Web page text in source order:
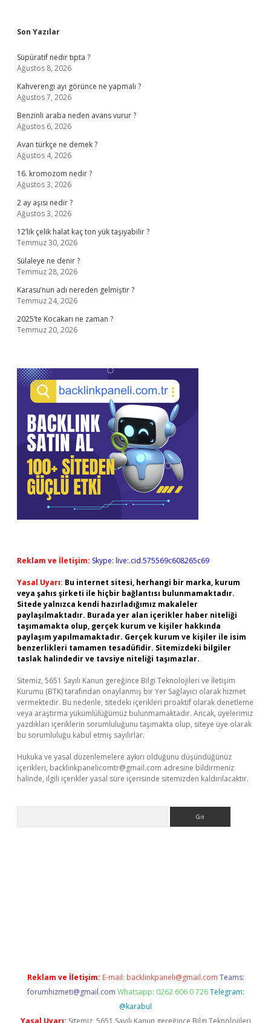
Sidebar
Son Yazılar
Süpüratif nedir tıpta ?
Ağustos 8, 2026
Kahverengi ayı görünce ne yapmalı ?
Ağustos 7, 2026
Benzinli araba neden avans vurur ?
Ağustos 6, 2026
Avan türkçe ne demek ?
Ağustos 4, 2026
16. kromozom nedir ?
Ağustos 3, 2026
2 ay aşısı nedir ?
Ağustos 3, 2026
12’lik çelik halat kaç ton yük taşıyabilir ?
Temmuz 30, 2026
Sülaleye ne denir ?
Temmuz 28, 2026
Karasu’nun adı nereden gelmiştir ?
Temmuz 24, 2026
2025’te Kocakarı ne zaman ?
Temmuz 20, 2026
Reklam ve İletişim: Skype: live:.cid.575569c608265c69
Yasal Uyarı: Bu internet sitesi, herhangi bir marka, kurum
veya şahıs şirketi ile hiçbir bağlantısı bulunmamaktadır.
Sitede yalnızca kendi hazırladığımız makaleler
paylaşılmaktadır. Burada yer alan içerikler haber niteliği
taşımamakta olup, gerçek kurum ve kişiler hakkında
paylaşım yapılmamaktadır. Gerçek kurum ve kişiler ile isim
benzerlikleri tamamen tesadüfidir. Sitemizdeki bilgiler
taslak halindedir ve tavsiye niteliği taşımazlar.
Sitemiz, 5651 Sayılı Kanun gereğince Bilgi Teknolojileri ve İletişim
Kurumu (BTK) tarafından onaylanmış bir Yer Sağlayıcı olarak hizmet
vermektedir. Bu nedenle, sitedeki içerikleri proaktif olarak denetleme
veya araştırma yükümlülüğümüz bulunmamaktadır. Ancak, üyelerimiz
yazdıkları içeriklerin sorumluluğunu taşımakta olup, siteye üye olarak
bu sorumluluğu kabul etmiş sayılırlar.
Hukuka ve yasal düzenlemelere aykırı olduğunu düşündüğünüz
içerikleri, backlinkpanelicomtr@gmail.com adresine bildirmeniz
halinde, ilgili içerikler yasal süre içerisinde sitemizden kaldırılacaktır.
Reklam ve İletişim: E-mail: backlinkpaneli@gmail.com Teams:
forumhizmeti@gmail.com Whatsapp: 0262 606 0 726 Telegram:
@karabul
Yasal Uyarı: Sitemiz, 5651 Sayılı Kanun gereğince Bilgi Teknolojileri